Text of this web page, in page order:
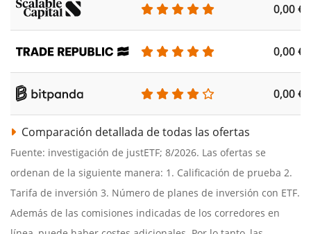
0,00 €
0,00 €
0,00 €
Comparación detallada de todas las ofertas
Fuente: investigación de justETF; 8/2026. Las ofertas se
ordenan de la siguiente manera: 1. Calificación de prueba 2.
Tarifa de inversión 3. Número de planes de inversión con ETF.
Además de las comisiones indicadas de los corredores en